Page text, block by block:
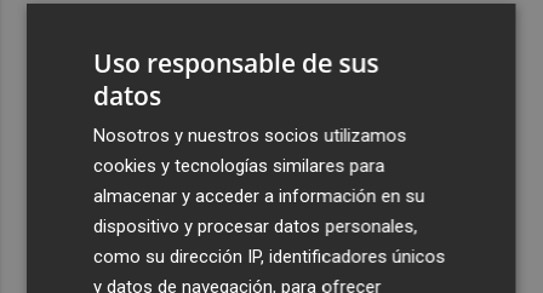
la atención al nacimiento
El proyecto 'Gramola' evalúa estrategias sostenibles
para reducir las alteraciones internas de la granada
mollar de Elche
El talento murciano conquista Cimeria: Dagnino ilustra
'Aguas peligrosas' de Conan el Bárbaro
Uso responsable de sus
datos
Nosotros y nuestros socios utilizamos
cookies y tecnologías similares para
almacenar y acceder a información en su
dispositivo y procesar datos personales,
como su dirección IP, identificadores únicos
y datos de navegación, para ofrecer